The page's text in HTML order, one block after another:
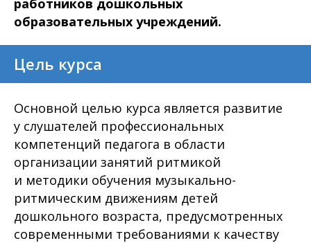
работников дошкольных
образовательных учреждений.
Цель курса
Основной целью курса является развитие
у слушателей профессиональных
компетенций педагога в области
организации занятий ритмикой
и методики обучения музыкально-
ритмическим движениям детей
дошкольного возраста, предусмотренных
современными требованиями к качеству